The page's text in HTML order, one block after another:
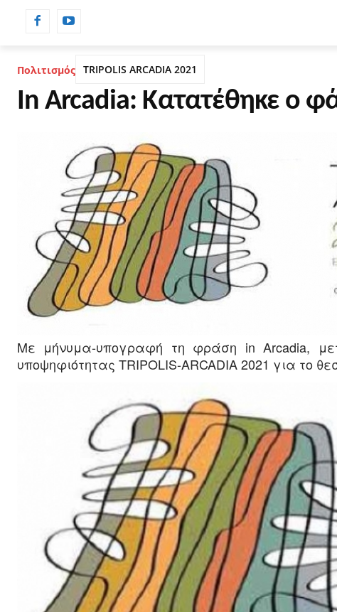
Πολιτισμός TRIPOLIS ARCADIA 2021
In Arcadia: Κατατέθηκε ο
Με μήνυμα-υπογραφή τη φράση in Arcadia,
υποψηφιότητας TRIPOLIS-ARCADIA 2021 για το